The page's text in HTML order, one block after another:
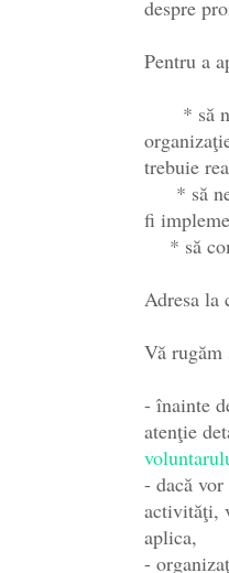
despre
Pentru a
* să ne
trebuie
* să ne
fi
* să
Adresa la
Vă rugăm
- înainte
atenţie
- dacă
activităţi,
aplica,
-